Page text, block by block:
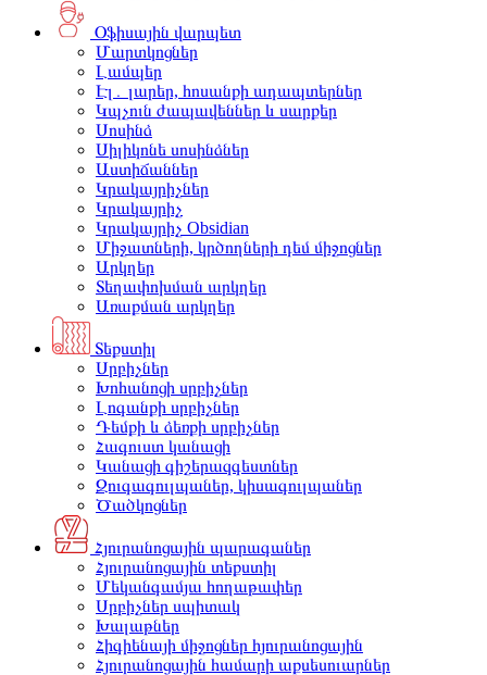
Օֆիսային վարպետ
Մարտկոցներ
Լամպեր
Էլ․ լարեր, հոսանքի ադապտերներ
Կպչուն ժապավեններ և սարքեր
Սոսինձ
Սիլիկոնե սոսինձներ
Աստիճաններ
Կրակայրիչներ
Կրակայրիչ
Կրակայրիչ Obsidian
Միջատների, կրծողների դեմ միջոցներ
Արկղեր
Տեղափոխման արկղեր
Առաքման արկղեր
Տեքստիլ
Սրբիչներ
Խոհանոցի սրբիչներ
Լոգանքի սրբիչներ
Դեմքի և ձեռքի սրբիչներ
Հագուստ կանացի
Կանացի գիշերազգեստներ
Զուգագուլպաներ, կիսագուլպաներ
Ծածկոցներ
Հյուրանոցային պարագաներ
Հյուրանոցային տեքստիլ
Մեկանգամյա հողաթափեր
Սրբիչներ սպիտակ
Խալաթներ
Հիգիենայի միջոցներ հյուրանոցային
Հյուրանոցային համարի աքսեսուարներ